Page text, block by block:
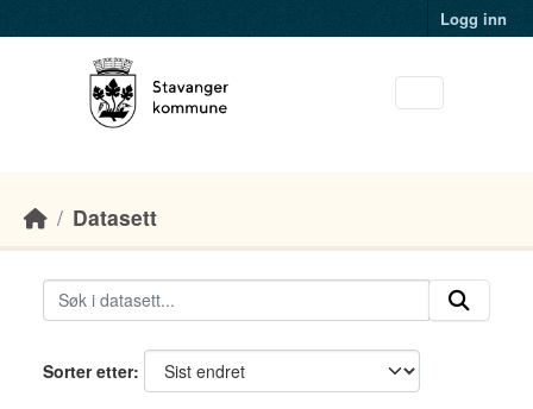
Logg inn
Datasett
Sorter etter